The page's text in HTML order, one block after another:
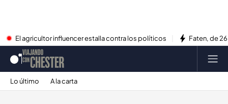
El agricultor influencer estalla contra los políticos Faten, de
Lo último A la carta